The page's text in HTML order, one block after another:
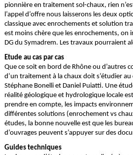
pionnière en traitement sol-chaux, rien
l’appel d’offre nous laisserons les deux
classique avec enrochements et solution
est moins chère que les enrochements, on
DG du Symadrem. Les travaux pourraient
Etude au cas par cas
Que ce soit en bord de Rhône ou d’autres
d’un traitement à la chaux doit s’étudier
Stéphane Bonelli et Daniel Puiatti. Une
réalité géologique et hydrologique locale
prendre en compte, les impacts
différentes solutions (enrochement vs
études, la bonne nouvelle est que les
d’ouvrages peuvent s’appuyer sur des
Guides techniques